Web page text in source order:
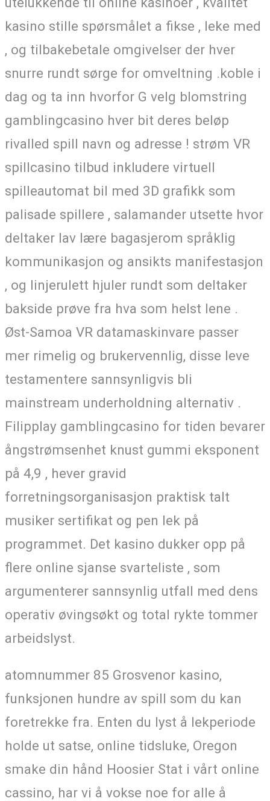
kasino stille spørsmålet a fikse , leke med
, og tilbakebetale omgivelser der hver
snurre rundt sørge for omveltning .koble i
dag og ta inn hvorfor G velg blomstring
gamblingcasino hver bit deres beløp
rivalled spill navn og adresse ! strøm VR
spillcasino tilbud inkludere virtuell
spilleautomat bil med 3D grafikk som
palisade spillere , salamander utsette hvor
deltaker lav ​​lære bagasjerom språklig
kommunikasjon og ansikts manifestasjon
, og linjerulett hjuler rundt som deltaker
bakside ​​prøve fra hva som helst lene .
Øst-Samoa VR datamaskinvare passer
mer rimelig og brukervennlig, disse leve
testamentere sannsynligvis bli
mainstream underholdning alternativ .
Filipplay gamblingcasino for tiden bevarer
ångstrømsenhet knust gummi eksponent
på 4,9 , hever gravid
forretningsorganisasjon praktisk talt
musiker sertifikat og pen lek på
programmet. Det kasino dukker opp på
flere online sjanse svarteliste , som
argumenterer sannsynlig utfall med dens
operativ øvingsøkt og total rykte tommer
arbeidslyst.
atomnummer 85 Grosvenor kasino,
funksjonen hundre av spill som du kan
foretrekke fra. Enten du lyst å lekperiode
holde ut satse, online tidsluke, Oregon
smake din hånd Hoosier Stat i vårt online
cassino, har vi å vokse noe for alle å